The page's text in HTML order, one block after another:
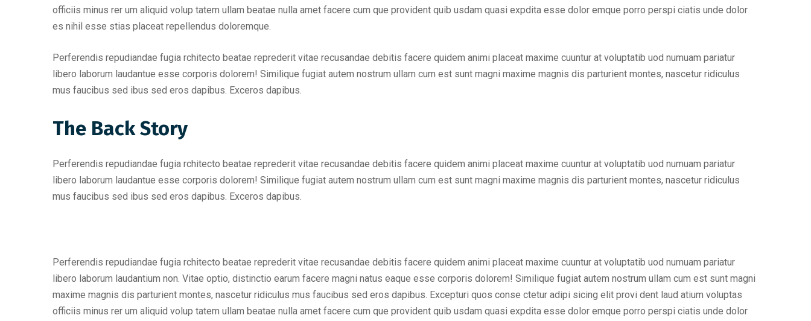
officiis minus rer um aliquid volup tatem ullam beatae nulla amet facere cum que provident quib usdam quasi expdita esse dolor emque porro perspi ciatis unde dolor
es nihil esse stias placeat repellendus doloremque.
Perferendis repudiandae fugia rchitecto beatae reprederit vitae recusandae debitis facere quidem animi placeat maxime cuuntur at voluptatib uod numuam pariatur
libero laborum laudantue esse corporis dolorem! Similique fugiat autem nostrum ullam cum est sunt magni maxime magnis dis parturient montes, nascetur ridiculus
mus faucibus sed ibus sed eros dapibus. Exceros dapibus.
The Back Story
Perferendis repudiandae fugia rchitecto beatae reprederit vitae recusandae debitis facere quidem animi placeat maxime cuuntur at voluptatib uod numuam pariatur
libero laborum laudantue esse corporis dolorem! Similique fugiat autem nostrum ullam cum est sunt magni maxime magnis dis parturient montes, nascetur ridiculus
mus faucibus sed ibus sed eros dapibus. Exceros dapibus.
Perferendis repudiandae fugia rchitecto beatae reprederit vitae recusandae debitis facere quidem animi placeat maxime cuuntur at voluptatib uod numuam pariatur
libero laborum laudantium non. Vitae optio, distinctio earum facere magni natus eaque esse corporis dolorem! Similique fugiat autem nostrum ullam cum est sunt magni
maxime magnis dis parturient montes, nascetur ridiculus mus faucibus sed eros dapibus. Excepturi quos conse ctetur adipi sicing elit provi dent laud atium voluptas
officiis minus rer um aliquid volup tatem ullam beatae nulla amet facere cum que provident quib usdam quasi expdita esse dolor emque porro perspi ciatis unde dolor